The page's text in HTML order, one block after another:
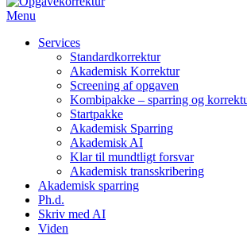
Menu
Services
Standardkorrektur
Akademisk Korrektur
Screening af opgaven
Kombipakke – sparring og
Startpakke
Akademisk Sparring
Akademisk AI
Klar til mundtligt forsvar
Akademisk transskribering
Akademisk sparring
Ph.d.
Skriv med AI
Viden